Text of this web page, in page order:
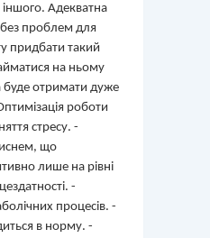
іншого. Адекватна
без проблем для
придбати такий
на ньому
отримати дуже
роботи
стресу. -
що
лише на рівні
-
процесів. -
в норму. -